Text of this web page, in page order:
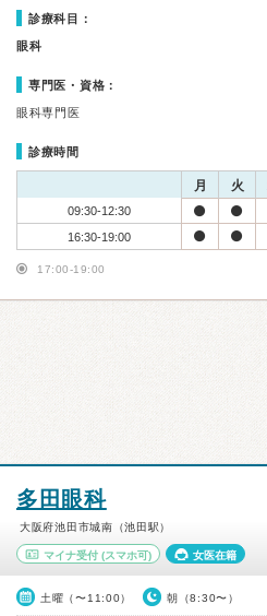
診療科目：
眼科
専門医・資格：
眼科専門医
診療時間
月 火
09:30-12:30
16:30-19:00
17:00-19:00
多田眼科
大阪府池田市城南（池田駅）
マイナ受付 (スマホ可) 女医在籍
土曜（〜11:00） 朝（8:30〜）